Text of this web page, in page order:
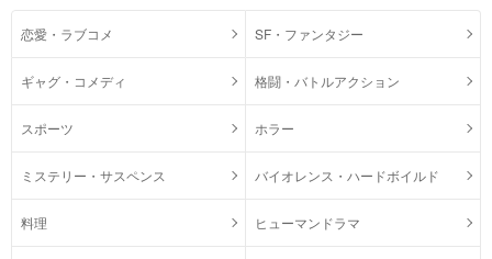
恋愛・ラブコメ SF・ファンタジー
ギャグ・コメディ 格闘・バトルアクション
スポーツ ホラー
ミステリー・サスペンス バイオレンス・ハードボイルド
料理 ヒューマンドラマ